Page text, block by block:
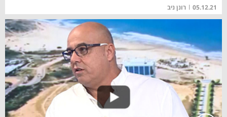
05.12.21
| רונן ניב